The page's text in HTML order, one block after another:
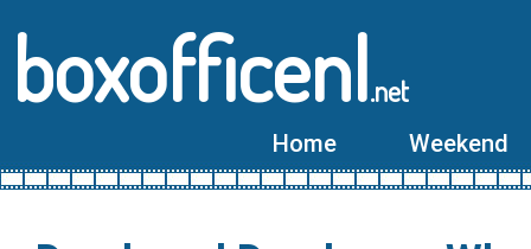
boxofficenl.net
Home Weekend